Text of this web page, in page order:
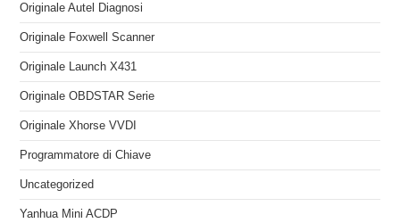
Originale Autel Diagnosi
Originale Foxwell Scanner
Originale Launch X431
Originale OBDSTAR Serie
Originale Xhorse VVDI
Programmatore di Chiave
Uncategorized
Yanhua Mini ACDP